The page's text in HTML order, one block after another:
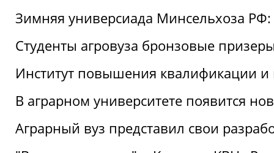
Зимняя универсиада Минсельхоза
Студенты агровуза бронзовые
Институт повышения квалификации и
В аграрном университете появится
Аграрный вуз представил свои